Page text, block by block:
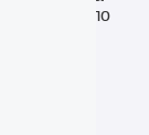
стало